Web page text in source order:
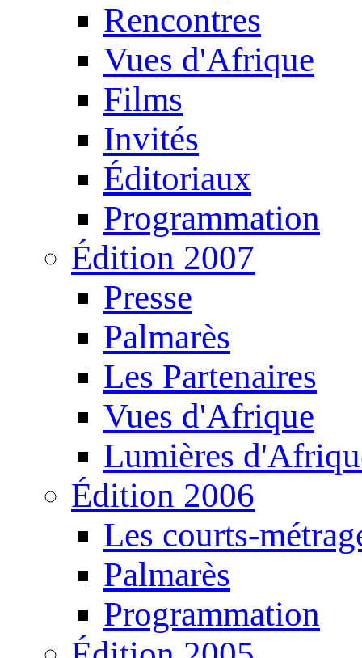
Rencontres
Vues d'Afrique
Films
Invités
Éditoriaux
Programmation
Édition 2007
Presse
Palmarès
Les Partenaires
Vues d'Afrique
Lumières
Édition 2006
Les courts-
Palmarès
Programmation